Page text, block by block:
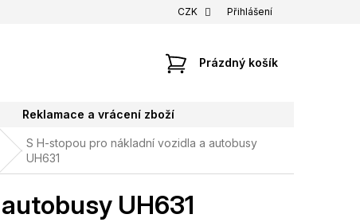
CZK Přihlášení
NÁKUPNÍ
Prázdný košík
Reklamace a vrácení zboží
S H-stopou pro nákladní vozidla a autobusy
UH631
UH631